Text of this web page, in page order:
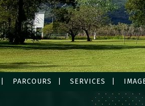
PARCOURS SERVICES